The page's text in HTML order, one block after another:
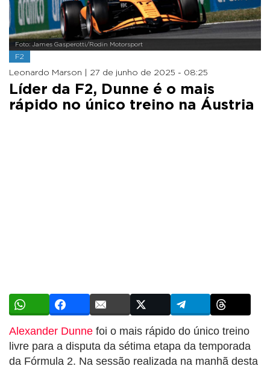
Foto: James Gasperotti/Rodin Motorsport
F2
Leonardo Marson | 27 de junho de 2025 - 08:25
Líder da F2, Dunne é o mais
rápido no único treino na Áustria
Alexander Dunne foi o mais rápido do único treino
livre para a disputa da sétima etapa da temporada
da Fórmula 2. Na sessão realizada na manhã desta